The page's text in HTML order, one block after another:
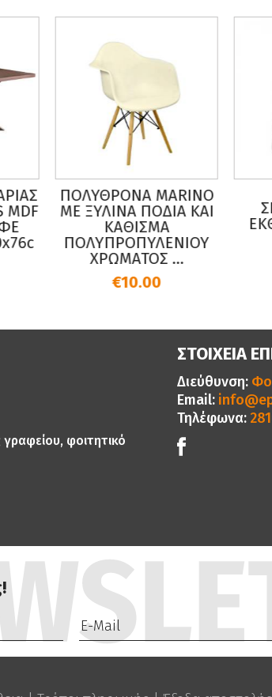
MARINO
ΠΟΔΙΑ ΚΑΙ
ΚΑΘΙΣΜΑ
ΧΡΩΜΑΤΟΣ ...
ΣΚΑΜΠΟ
ΕΚΘΕΣΙΑΚΟ
φοιτητικό
ΣΤΟΙΧΕΙΑ
Διεύθυνση:
Email:
Τηλέφωνα: